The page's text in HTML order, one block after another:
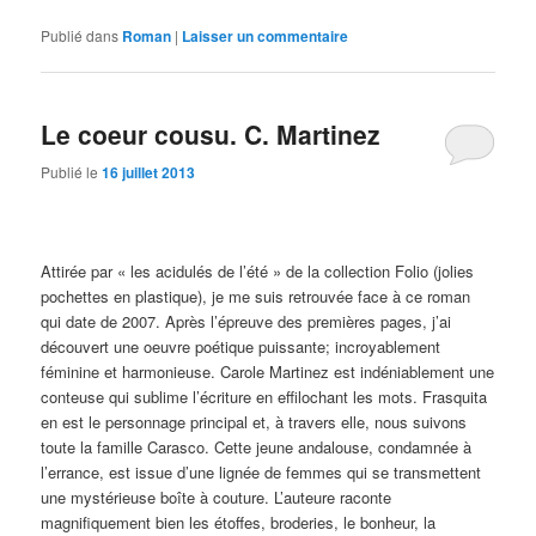
Publié dans Roman | Laisser un commentaire
Le coeur cousu. C. Martinez
Publié le16 juillet 2013
Attirée par « les acidulés de l’été » de la collection Folio (jolies
pochettes en plastique), je me suis retrouvée face à ce roman
qui date de 2007. Après l’épreuve des premières pages, j’ai
découvert une oeuvre poétique puissante; incroyablement
féminine et harmonieuse. Carole Martinez est indéniablement une
conteuse qui sublime l’écriture en effilochant les mots. Frasquita
en est le personnage principal et, à travers elle, nous suivons
toute la famille Carasco. Cette jeune andalouse, condamnée à
l’errance, est issue d’une lignée de femmes qui se transmettent
une mystérieuse boîte à couture. L’auteure raconte
magnifiquement bien les étoffes, broderies, le bonheur, la